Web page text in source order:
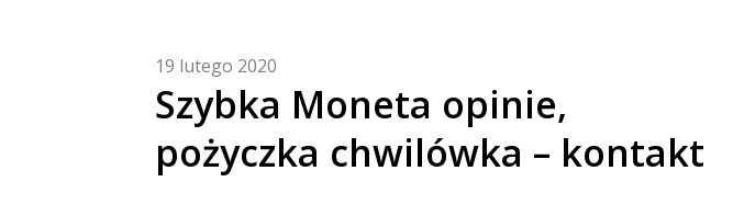
19 lutego 2020
Szybka Moneta opinie,
pożyczka chwilówka – kontakt